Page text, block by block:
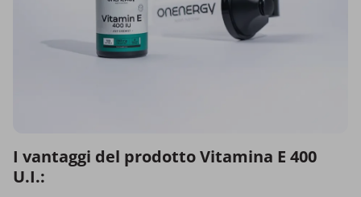
I vantaggi del prodotto Vitamina E 400
U.I.: